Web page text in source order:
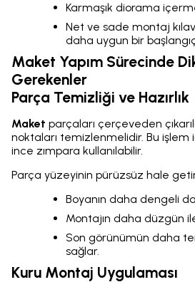
Karmaşık diorama
Net ve sade montaj
daha uygun bir
Maket Yapım Sürecinde
Gerekenler
Parça Temizliği ve Hazırlık
Maket parçaları çerçeveden
noktaları temizlenmelidir. Bu işlem
ince zımpara kullanılabilir.
Parça yüzeyinin pürüzsüz hale
Boyanın daha dengeli
Montajın daha düzgün
Son görünümün daha
sağlar.
Kuru Montaj Uygulaması